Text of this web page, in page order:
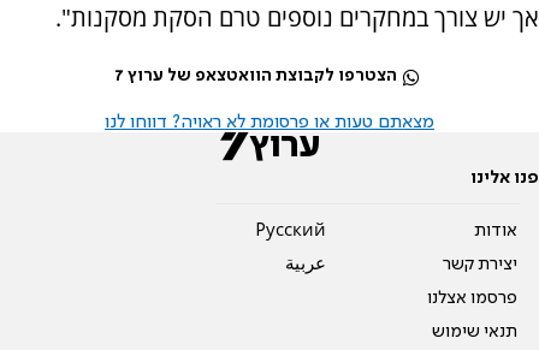
אך יש צורך במחקרים נוספים טרם הסקת מסקנות".
הצטרפו לקבוצת הוואטצאפ של ערוץ 7
מצאתם טעות או פרסומת לא ראויה? דווחו לנו
פנו אלינו
אודות
יצירת קשר
פרסמו אצלנו
תנאי שימוש
Pусский
عربية